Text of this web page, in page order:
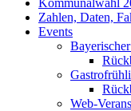
Zahlen, Daten,
Events
Web-